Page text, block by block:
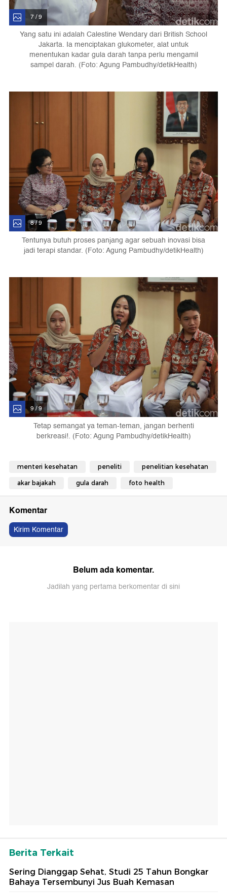
7 / 9
Yang satu ini adalah Calestine Wendary dari British School
Jakarta. Ia menciptakan glukometer, alat untuk
menentukan kadar gula darah tanpa perlu mengamil
sampel darah. (Foto: Agung Pambudhy/detikHealth)
8 / 9
Tentunya butuh proses panjang agar sebuah inovasi bisa
jadi terapi standar. (Foto: Agung Pambudhy/detikHealth)
9 / 9
Tetap semangat ya teman-teman, jangan berhenti
berkreasi!. (Foto: Agung Pambudhy/detikHealth)
menteri kesehatan peneliti penelitian kesehatan
akar bajakah gula darah foto health
Komentar
Kirim Komentar
Belum ada komentar.
Jadilah yang pertama berkomentar di sini
Berita Terkait
Sering Dianggap Sehat, Studi 25 Tahun Bongkar
Bahaya Tersembunyi Jus Buah Kemasan